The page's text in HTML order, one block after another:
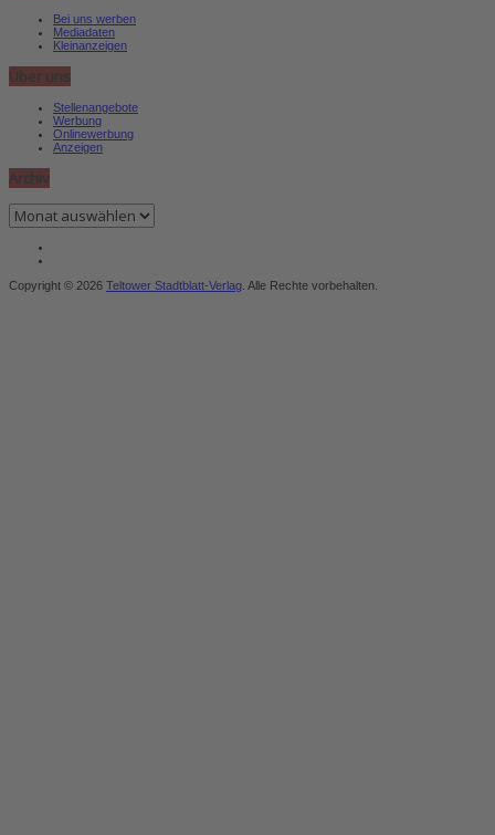
Bei uns werben
Mediadaten
Kleinanzeigen
Über uns
Stellenangebote
Werbung
Onlinewerbung
Anzeigen
Archiv
Archiv
Copyright © 2026 Teltower Stadtblatt-Verlag . Alle Rechte vorbehalten.